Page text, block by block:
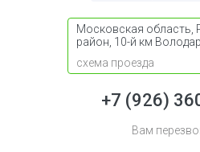
Московская область,
район, 10-й км
схема проезда
+7 (926)
Вам